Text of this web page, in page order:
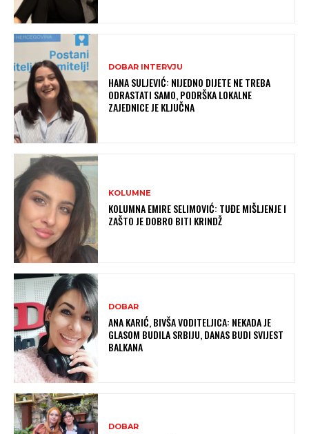
DOBAR INTERVJU
HANA SULJEVIĆ: NIJEDNO DIJETE NE TREBA
ODRASTATI SAMO, PODRŠKA LOKALNE
ZAJEDNICE JE KLJUČNA
KOLUMNE
KOLUMNA EMIRE SELIMOVIĆ: TUĐE MIŠLJENJE I
ZAŠTO JE DOBRO BITI KRINDŽ
DOBAR
ANA KARIĆ, BIVŠA VODITELJICA: NEKADA JE
GLASOM BUDILA SRBIJU, DANAS BUDI SVIJEST
BALKANA
DOBAR